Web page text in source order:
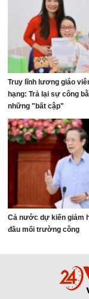
Truy lĩnh lương giáo
hạng: Trả lại sự công
những "bất cập"
Cả nước dự kiến giảm
đầu mối trường công